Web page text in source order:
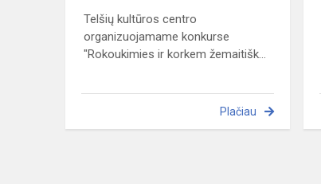
Telšių kultūros centro
organizuojamame konkurse
"Rokoukimies ir korkem žemaitišk...
Plačiau